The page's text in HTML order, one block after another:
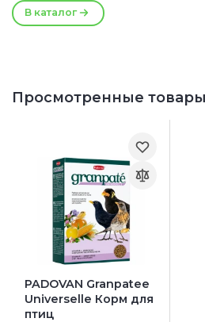
В каталог
Просмотренные товары
PADOVAN Granpatee
Universelle Корм для
птиц